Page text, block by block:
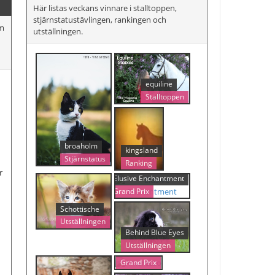
Här listas veckans vinnare i stalltoppen,
stjärnstatustävlingen, rankingen och
utställningen.
broaholm
Stjärnstatus
equiline
Stalltoppen
kingsland
Ranking
Schottische
Utställningen
Elusive Enchantment
Grand Prix
Behind Blue Eyes
Utställningen
Amarezzo
Grand Prix